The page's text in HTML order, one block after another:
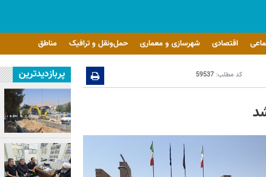
اقتصادی شهرسازی و معماری حمل‌ونقل و ترافیک مناطق
کد مطلب: 59537 پربازدیدترین